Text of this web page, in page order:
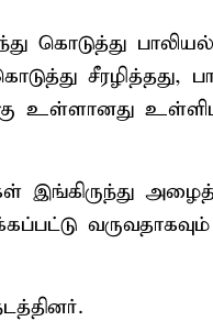
கொடுத்து பாலியல்
சீரழித்தது,
உள்ளானது